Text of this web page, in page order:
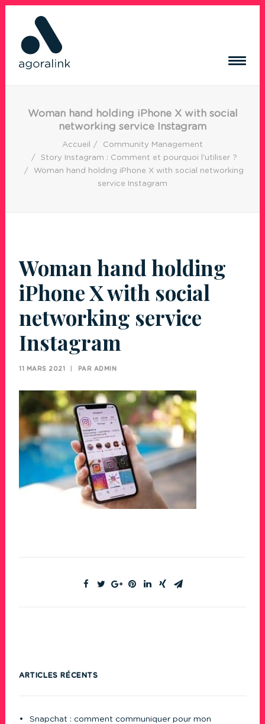
ACQUISITION DE TRAFIC
RÉSEAUX SOCIAUX
CRÉATION DE CONTENUS
CRÉATION DE SITE INTERNET
Woman hand holding iPhone X with social
networking service Instagram
Accueil
Community Management
Story Instagram : Comment et pourquoi l'utiliser ?
Woman hand holding iPhone X with social networking
service Instagram
Woman hand holding
iPhone X with social
networking service
Instagram
11 MARS 2021 PAR ADMIN
ARTICLES RÉCENTS
Snapchat : comment communiquer pour mon